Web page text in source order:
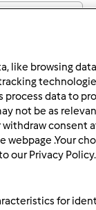
avuto il TM31
like browsing
process data to
not be as
withdraw consent
.Your
our Privacy Policy.
for